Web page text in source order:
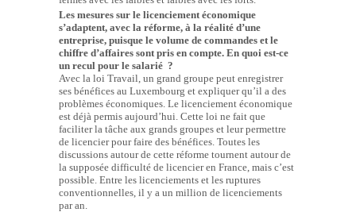
Les mesures sur le licenciement économique
s’adaptent, avec la réforme, à la réalité d’une
entreprise, puisque le volume de commandes et le
chiffre d’affaires sont pris en compte. En quoi est-ce
un recul pour le salarié ?
Avec la loi Travail, un grand groupe peut enregistrer
ses bénéfices au Luxembourg et expliquer qu’il a des
problèmes économiques. Le licenciement économique
est déjà permis aujourd’hui. Cette loi ne fait que
faciliter la tâche aux grands groupes et leur permettre
de licencier pour faire des bénéfices. Toutes les
discussions autour de cette réforme tournent autour de
la supposée difficulté de licencier en France, mais c’est
possible. Entre les licenciements et les ruptures
conventionnelles, il y a un million de licenciements
par an.